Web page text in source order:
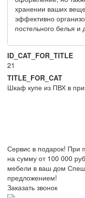
хранении ваших
эффективно
постельного белья
ID_CAT_FOR_TITLE
21
TITLE_FOR_CAT
Шкаф купе из ПВХ в
Сервис в подарок! При
на сумму от 100 000
мебели в ваш дом
предложением!
Заказать звонок